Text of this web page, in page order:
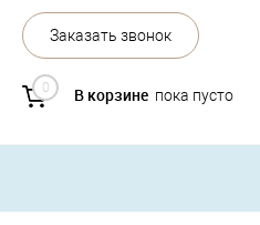
Заказать звонок
0 В корзине пока пусто